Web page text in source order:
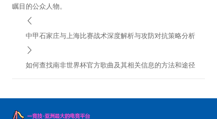
瞩目的公众人物。
中甲石家庄与上海比赛战术深度解析与攻防对抗策略分析
如何查找南非世界杯官方歌曲及其相关信息的方法和途径